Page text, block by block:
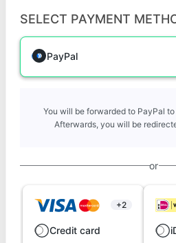
SELECT PAYMENT
PayPal
You will be forwarded to PayPal
Afterwards, you will be
or
+2
Credit card